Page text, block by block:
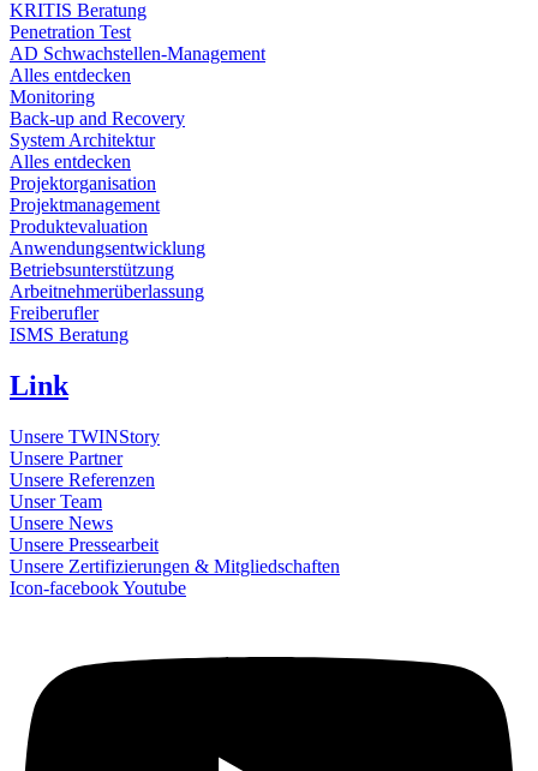
KRITIS Beratung​
Penetration Test
AD Schwachstellen-Management
Alles entdecken
Monitoring
Back-up and Recovery
System Architektur
Alles entdecken
Projektorganisation
Projektmanagement
Produktevaluation
Anwendungsentwicklung
Betriebsunterstützung
Arbeitnehmerüberlassung
Freiberufler
ISMS Beratung
Link
Unsere TWINStory
Unsere Partner
Unsere Referenzen
Unser Team
Unsere News
Unsere Pressearbeit
Unsere Zertifizierungen & Mitgliedschaften
Icon-facebookYoutube